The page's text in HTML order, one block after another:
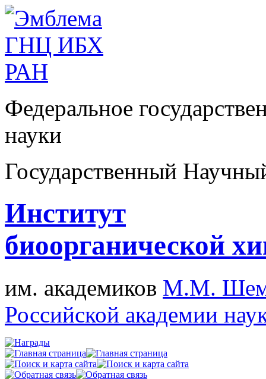
Федеральное
науки
Государственный
Институт
биоорганической
им. академиков М.М.
Российской академии